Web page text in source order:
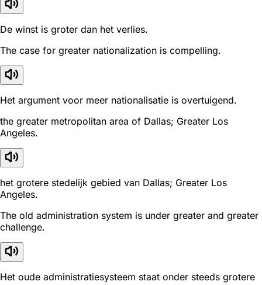
De winst is groter dan het verlies.
The case for greater nationalization is compelling.
Het argument voor meer nationalisatie is overtuigend.
the greater metropolitan area of Dallas; Greater Los
Angeles.
het grotere stedelijk gebied van Dallas; Greater Los
Angeles.
The old administration system is under greater and greater
challenge.
Het oude administratiesysteem staat onder steeds grotere